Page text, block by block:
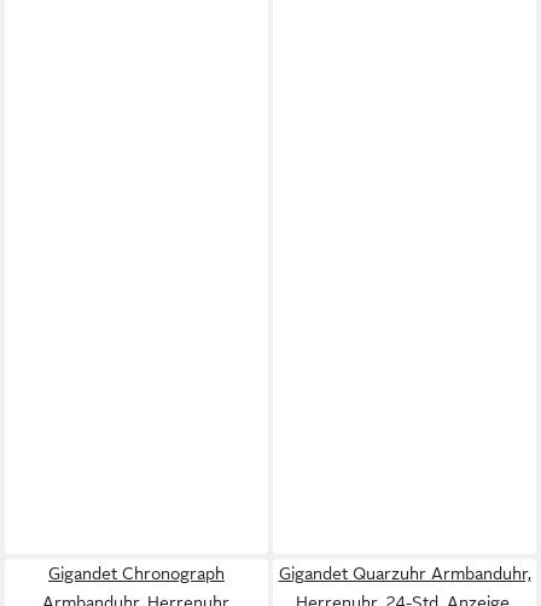
Gigandet Chronograph
Armbanduhr, Herrenuhr,
Gigandet Quarzuhr Armbanduhr,
Herrenuhr, 24-Std. Anzeige,